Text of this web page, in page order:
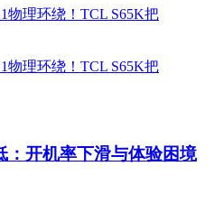
：开机率下滑与体验困境